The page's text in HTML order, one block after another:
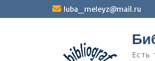
к
luba_meleyz@mail.ru
Есть